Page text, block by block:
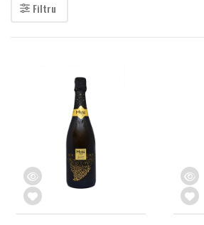
Filtru